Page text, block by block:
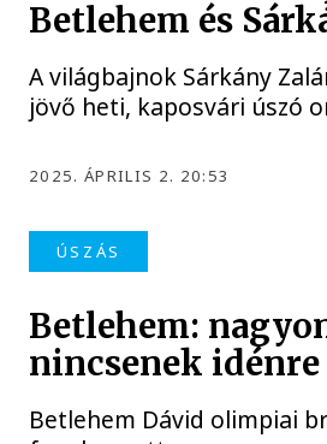
Betlehem és
A világbajnok Sárkány
jövő heti, kaposvári úszó
2025. ÁPRILIS 2. 20:53
ÚSZÁS
Betlehem:
nincsenek idénre
Betlehem Dávid olimpiai